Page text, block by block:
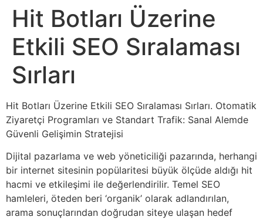
Hit Botları Üzerine
Etkili SEO Sıralaması
Sırları
Hit Botları Üzerine Etkili SEO Sıralaması Sırları. Otomatik
Ziyaretçi Programları ve Standart Trafik: Sanal Alemde
Güvenli Gelişimin Stratejisi
Dijital pazarlama ve web yöneticiliği pazarında, herhangi
bir internet sitesinin popülaritesi büyük ölçüde aldığı hit
hacmi ve etkileşimi ile değerlendirilir. Temel SEO
hamleleri, öteden beri ‘organik’ olarak adlandırılan,
arama sonuçlarından doğrudan siteye ulaşan hedef